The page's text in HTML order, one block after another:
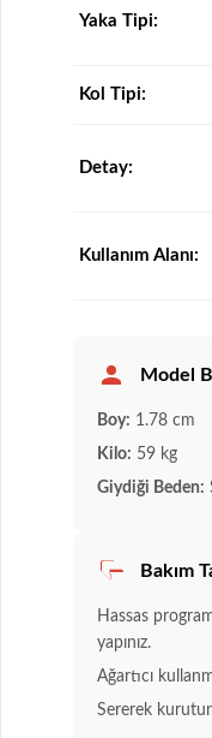
Yaka Tipi:
Kol Tipi:
Detay:
Kullanım Alanı:
Model
Boy: 1.78 cm
Kilo: 59 kg
Giydiği Beden:
Bakım
Hassas
yapınız.
Ağartıcı
Sererek